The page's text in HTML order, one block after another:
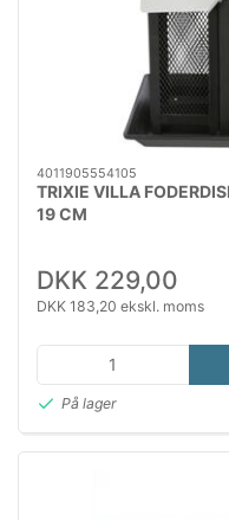
4011905554105
TRIXIE VILLA
19 CM
DKK 229,00
DKK 183,20 ekskl. moms
På lager